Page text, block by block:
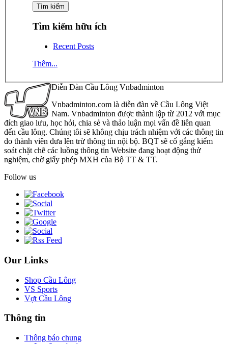
Tìm kiếm hữu ích
Recent Posts
Thêm...
Diễn Đàn Cầu Lông Vnbadminton
Vnbadminton.com là diễn đàn về Cầu Lông Việt
Nam. Vnbadminton được thành lập từ 2012 với mục
đích giao lưu, học hỏi, chia sẻ và thảo luận mọi vấn đề liên quan
đến cầu lông. Chúng tôi sẽ không chịu trách nhiệm với các thông tin
do thành viên đưa lên trừ thông tin nội bộ. BQT sẽ cố gắng kiểm
soát chặt chẽ các luồng thông tin Website đang hoạt động thử
nghiệm, chờ giấy phép MXH của Bộ TT & TT.
Follow us
Our Links
Shop Cầu Lông
VS Sports
Vợt Cầu Lông
Thông tin
Thông báo chung